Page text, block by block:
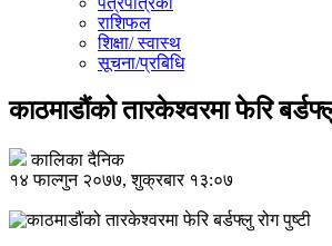
राशिफल
शिक्षा/ स्वास्थ
सूचना/प्रबिधि
काठमाडौंको तारकेश्वरमा फेरि
कालिका दैनिक
१४ फाल्गुन २०७७, शुक्रबार १३:०७